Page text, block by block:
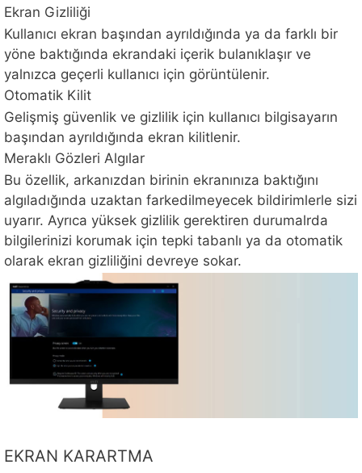
Ekran Gizliliği
Kullanıcı ekran başından ayrıldığında ya da farklı bir
yöne baktığında ekrandaki içerik bulanıklaşır ve
yalnızca geçerli kullanıcı için görüntülenir.
Otomatik Kilit
Gelişmiş güvenlik ve gizlilik için kullanıcı bilgisayarın
başından ayrıldığında ekran kilitlenir.
Meraklı Gözleri Algılar
Bu özellik, arkanızdan birinin ekranınıza baktığını
algıladığında uzaktan farkedilmeyecek bildirimlerle sizi
uyarır. Ayrıca yüksek gizlilik gerektiren durumalrda
bilgilerinizi korumak için tepki tabanlı ya da otomatik
olarak ekran gizliliğini devreye sokar.
EKRAN KARARTMA